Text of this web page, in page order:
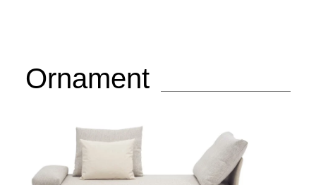
Ornament